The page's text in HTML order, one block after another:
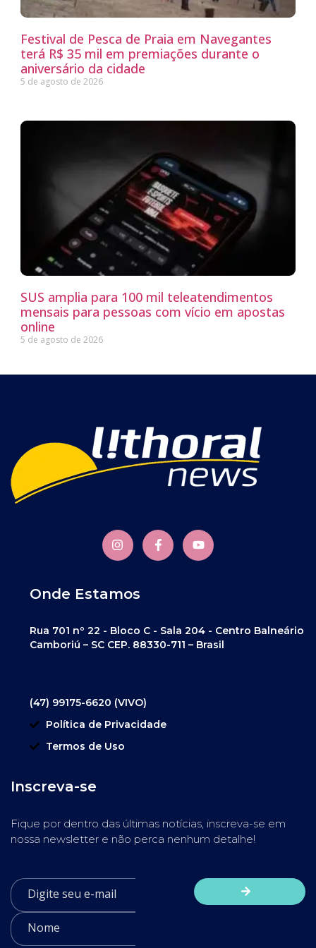
Festival de Pesca de Praia em Navegantes
terá R$ 35 mil em premiações durante o
aniversário da cidade
5 de agosto de 2026
SUS amplia para 100 mil teleatendimentos
mensais para pessoas com vício em apostas
online
5 de agosto de 2026
Onde Estamos
Rua 701 nº 22 - Bloco C - Sala 204 - Centro Balneário
Camboriú – SC CEP. 88330-711 – Brasil
(47) 99175-6620 (VIVO)
Política de Privacidade
Termos de Uso
Inscreva-se
Fique por dentro das últimas notícias, inscreva-se em
nossa newsletter e não perca nenhum detalhe!